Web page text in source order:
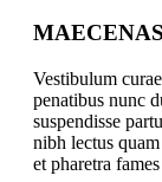
Vestibulum
penatibus nunc
suspendisse
nibh lectus
et pharetra